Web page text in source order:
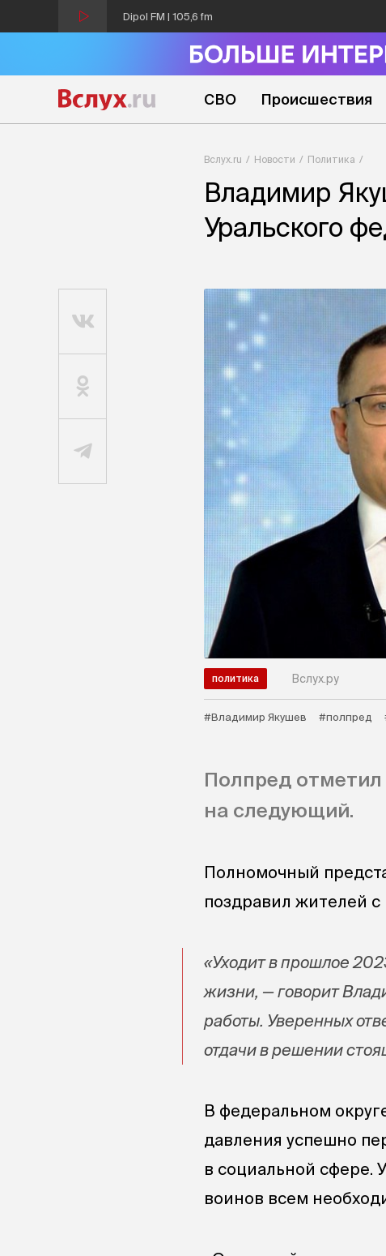
Dipol FM | 105,6 fm
СВО Происшествия
Вслух.ru Новости Политика
Владимир
Уральского
политика Вслух.ру
#Владимир Якушев #полпред
Полпред отметил
на следующий.
Полномочный
поздравил жителей
«Уходит в прошлое
жизни, — говорит
работы. Уверенных
отдачи в решении
В федеральном
давления успешно
в социальной сфере.
воинов всем